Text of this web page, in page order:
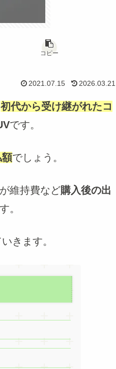
コピー
2021.07.15 2026.03.21
初代から受け継がれたコ
です。
額でしょう。
維持費など購入後の出
。
きます。